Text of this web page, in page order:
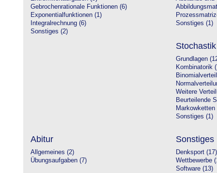
Gebrochenrationale Funktionen (6)
Exponentialfunktionen (1)
Integralrechnung (6)
Sonstiges (2)
Sonstiges (1)
Stochastik
Grundlagen
Kombinatorik
Weitere
Beurteilende
Markowketten
Sonstiges (1)
Abitur
Allgemeines (2)
Übungsaufgaben (7)
Sonstiges
Denksport (17)
Wettbewerbe
Software (13)